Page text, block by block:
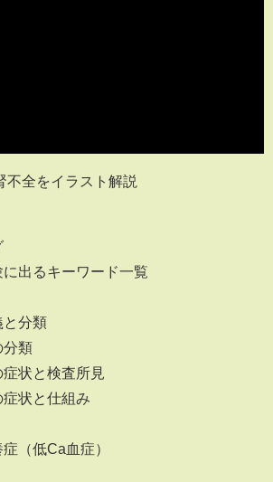
不全をイラスト解説
出るキーワード一覧
と分類
分類
状と検査所見
状と仕組み
（低Ca血症）